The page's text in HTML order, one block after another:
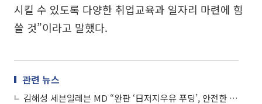
시킬 수 있도록 다양한 취업교육과 일자리 마련에 힘
쓸 것”이라고 말했다.
관련 뉴스
김해성 세븐일레븐 MD “완판 ‘日저지우유 푸딩’, 안전한 운송에 공들였죠”